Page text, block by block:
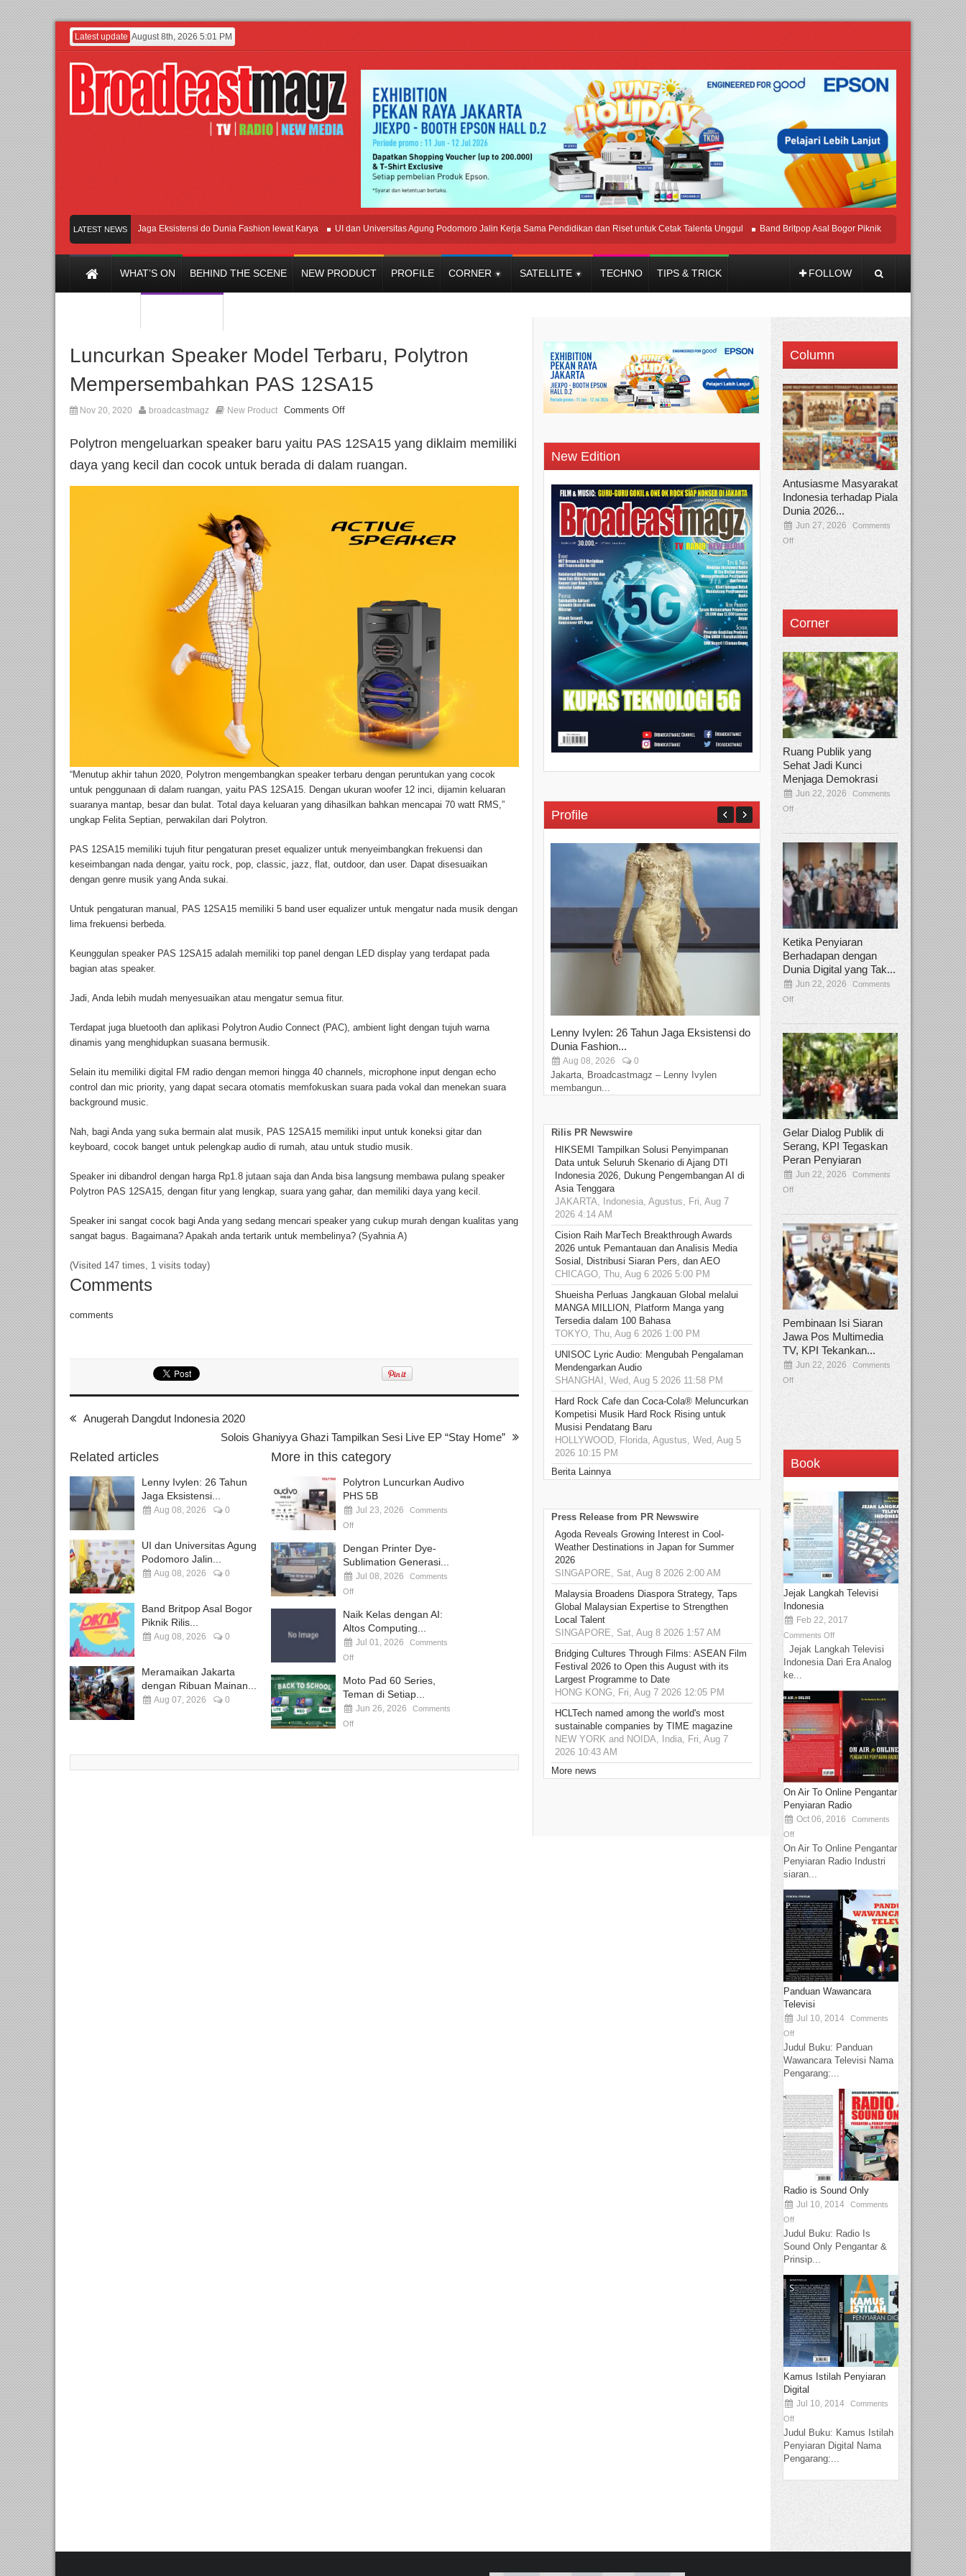
Latest update August 8th, 2026 5:01 PM
LATEST NEWS
Lenny Ivylen: 26 Tahun Jaga Eksistensi do Dunia Fashion lewat Karya UI dan Universitas Agung Podomoro Jalin Kerja Sama Pendidikan dan Riset untuk Cetak Talenta Unggul Band Britpop Asal Bogor Piknik Rilis Mini Album “Astrometri”
WHAT’S ON BEHIND THE SCENE NEW PRODUCT PROFILE CORNER SATELLITE TECHNO TIPS & TRICK FOLLOW
Luncurkan Speaker Model Terbaru, Polytron
Mempersembahkan PAS 12SA15
Nov 20, 2020 broadcastmagz New Product Comments Off
Polytron mengeluarkan speaker baru yaitu PAS 12SA15 yang diklaim memiliki
daya yang kecil dan cocok untuk berada di dalam ruangan.
“Menutup akhir tahun 2020, Polytron mengembangkan speaker terbaru dengan peruntukan yang cocok
untuk penggunaan di dalam ruangan, yaitu PAS 12SA15. Dengan ukuran woofer 12 inci, dijamin keluaran
suaranya mantap, besar dan bulat. Total daya keluaran yang dihasilkan bahkan mencapai 70 watt RMS,”
ungkap Felita Septian, perwakilan dari Polytron.
PAS 12SA15 memiliki tujuh fitur pengaturan preset equalizer untuk menyeimbangkan frekuensi dan
keseimbangan nada dengar, yaitu rock, pop, classic, jazz, flat, outdoor, dan user. Dapat disesuaikan
dengan genre musik yang Anda sukai.
Untuk pengaturan manual, PAS 12SA15 memiliki 5 band user equalizer untuk mengatur nada musik dengan
lima frekuensi berbeda.
Keunggulan speaker PAS 12SA15 adalah memiliki top panel dengan LED display yang terdapat pada
bagian atas speaker.
Jadi, Anda lebih mudah menyesuaikan atau mengatur semua fitur.
Terdapat juga bluetooth dan aplikasi Polytron Audio Connect (PAC), ambient light dengan tujuh warna
dinamis yang menghidupkan suasana bermusik.
Selain itu memiliki digital FM radio dengan memori hingga 40 channels, microphone input dengan echo
control dan mic priority, yang dapat secara otomatis memfokuskan suara pada vokal dan menekan suara
background music.
Nah, bagi Anda yang suka bermain alat musik, PAS 12SA15 memiliki input untuk koneksi gitar dan
keyboard, cocok banget untuk pelengkap audio di rumah, atau untuk studio musik.
Speaker ini dibandrol dengan harga Rp1.8 jutaan saja dan Anda bisa langsung membawa pulang speaker
Polytron PAS 12SA15, dengan fitur yang lengkap, suara yang gahar, dan memiliki daya yang kecil.
Speaker ini sangat cocok bagi Anda yang sedang mencari speaker yang cukup murah dengan kualitas yang
sangat bagus. Bagaimana? Apakah anda tertarik untuk membelinya? (Syahnia A)
(Visited 147 times, 1 visits today)
Comments
comments
Anugerah Dangdut Indonesia 2020
Solois Ghaniyya Ghazi Tampilkan Sesi Live EP “Stay Home”
Related articles
Lenny Ivylen: 26 Tahun
Jaga Eksistensi...
Aug 08, 2026 0
UI dan Universitas Agung
Podomoro Jalin...
Aug 08, 2026 0
Band Britpop Asal Bogor
Piknik Rilis...
Aug 08, 2026 0
Meramaikan Jakarta
dengan Ribuan Mainan...
Aug 07, 2026 0
More in this category
Polytron Luncurkan Audivo
PHS 5B
Jul 23, 2026
Comments
Off
Dengan Printer Dye-
Sublimation Generasi...
Jul 08, 2026
Comments
Off
Naik Kelas dengan AI:
Altos Computing...
Jul 01, 2026
Comments
Off
Moto Pad 60 Series,
Teman di Setiap...
Jun 26, 2026
Comments
Off
New Edition
Profile
Lenny Ivylen: 26 Tahun Jaga Eksistensi do
Dunia Fashion...
Aug 08, 2026 0
Jakarta, Broadcastmagz – Lenny Ivylen
membangun...
Yan Senjaya, Kreativitas Lima
Sinema Indonesia
Dec 22, 2025 Comments Off
Jakarta, Broadcastmagz – Yan Senjaya
Rilis PR Newswire
HIKSEMI Tampilkan Solusi Penyimpanan
Data untuk Seluruh Skenario di Ajang DTI
Indonesia 2026, Dukung Pengembangan AI di
Asia Tenggara
JAKARTA, Indonesia, Agustus, Fri, Aug 7
2026 4:14 AM
Cision Raih MarTech Breakthrough Awards
2026 untuk Pemantauan dan Analisis Media
Sosial, Distribusi Siaran Pers, dan AEO
CHICAGO, Thu, Aug 6 2026 5:00 PM
Shueisha Perluas Jangkauan Global melalui
MANGA MILLION, Platform Manga yang
Tersedia dalam 100 Bahasa
TOKYO, Thu, Aug 6 2026 1:00 PM
UNISOC Lyric Audio: Mengubah Pengalaman
Mendengarkan Audio
SHANGHAI, Wed, Aug 5 2026 11:58 PM
Hard Rock Cafe dan Coca-Cola® Meluncurkan
Kompetisi Musik Hard Rock Rising untuk
Musisi Pendatang Baru
HOLLYWOOD, Florida, Agustus, Wed, Aug 5
2026 10:15 PM
Berita Lainnya
Press Release from PR Newswire
Agoda Reveals Growing Interest in Cool-
Weather Destinations in Japan for Summer
2026
SINGAPORE, Sat, Aug 8 2026 2:00 AM
Malaysia Broadens Diaspora Strategy, Taps
Global Malaysian Expertise to Strengthen
Local Talent
SINGAPORE, Sat, Aug 8 2026 1:57 AM
Bridging Cultures Through Films: ASEAN Film
Festival 2026 to Open this August with its
Largest Programme to Date
HONG KONG, Fri, Aug 7 2026 12:05 PM
HCLTech named among the world's most
sustainable companies by TIME magazine
NEW YORK and NOIDA, India, Fri, Aug 7
2026 10:43 AM
More news
Column
Antusiasme Masyarakat
Indonesia terhadap Piala
Dunia 2026...
Jun 27, 2026
Comments
Off
Corner
Ruang Publik yang
Sehat Jadi Kunci
Menjaga Demokrasi
Jun 22, 2026
Comments
Off
Ketika Penyiaran
Berhadapan dengan
Dunia Digital yang Tak...
Jun 22, 2026
Comments
Off
Gelar Dialog Publik di
Serang, KPI Tegaskan
Peran Penyiaran
Jun 22, 2026
Comments
Off
Pembinaan Isi Siaran
Jawa Pos Multimedia
TV, KPI Tekankan...
Jun 22, 2026
Comments
Off
Book
Jejak Langkah Televisi
Indonesia
Feb 22, 2017
Comments Off
Jejak Langkah Televisi
Indonesia Dari Era Analog
ke...
On Air To Online Pengantar
Penyiaran Radio
Oct 06, 2016
Comments
Off
On Air To Online Pengantar
Penyiaran Radio Industri
siaran...
Panduan Wawancara
Televisi
Jul 10, 2014
Comments
Off
Judul Buku: Panduan
Wawancara Televisi Nama
Pengarang:...
Radio is Sound Only
Jul 10, 2014
Comments
Off
Judul Buku: Radio Is
Sound Only Pengantar &
Prinsip...
Kamus Istilah Penyiaran
Digital
Jul 10, 2014
Comments
Off
Judul Buku: Kamus Istilah
Penyiaran Digital Nama
Pengarang:...